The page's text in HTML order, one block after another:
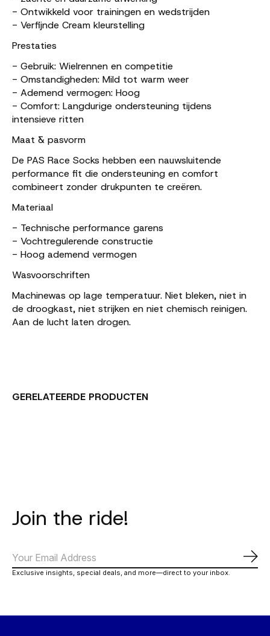
- Ontwikkeld voor trainingen en wedstrijden
- Verfijnde Cream kleurstelling
Prestaties
- Gebruik: Wielrennen en competitie
- Omstandigheden: Mild tot warm weer
- Ademend vermogen: Hoog
- Comfort: Langdurige ondersteuning tijdens
intensieve ritten
Maat & pasvorm
De PAS Race Socks hebben een nauwsluitende
performance fit die ondersteuning en comfort
combineert zonder drukpunten te creëren.
Materiaal
- Technische performance garens
- Vochtregulerende constructie
- Hoog ademend vermogen
Wasvoorschriften
Machinewas op lage temperatuur. Niet bleken, niet in
de droogkast, niet strijken en niet chemisch reinigen.
Aan de lucht laten drogen.
GERELATEERDE PRODUCTEN
Join the ride!
Exclusive insights, special deals, and more—direct to your inbox.